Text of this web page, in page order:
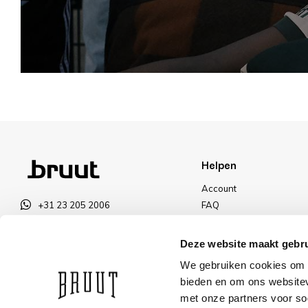
Deze website maakt
We gebruiken cookies
bieden en om ons
met onze partners voor
+31 23 205 2006
OPENINGSTIJDEN
Helpen
Account
FAQ
Betalen
Kortingen